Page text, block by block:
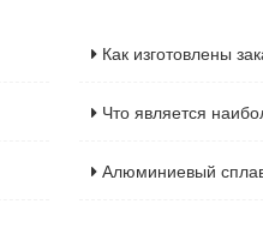
Как изготовлены
Что является наиболее
Алюминиевый сплав